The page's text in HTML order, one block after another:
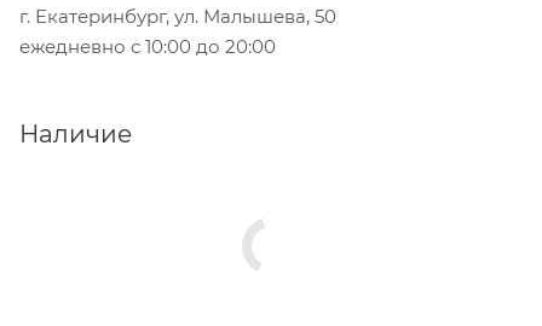
г. Екатеринбург, ул. Малышева, 50
ежедневно с 10:00 до 20:00
Наличие